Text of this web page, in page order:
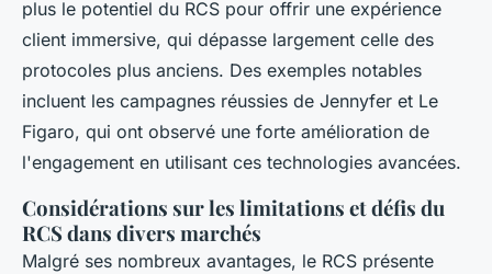
plus le potentiel du RCS pour offrir une expérience
client immersive, qui dépasse largement celle des
protocoles plus anciens. Des exemples notables
incluent les campagnes réussies de Jennyfer et Le
Figaro, qui ont observé une forte amélioration de
l'engagement en utilisant ces technologies avancées.
Considérations sur les limitations et défis du
RCS dans divers marchés
Malgré ses nombreux avantages, le RCS présente